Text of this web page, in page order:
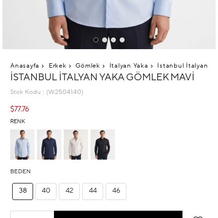
Anasayfa Erkek Gömlek İtalyan Yaka İstanbul İtalyan
İSTANBUL İTALYAN YAKA GÖMLEK MAVI
Stok Kodu (W2504140)
$77.76
RENK
BEDEN
38 40 42 44 46